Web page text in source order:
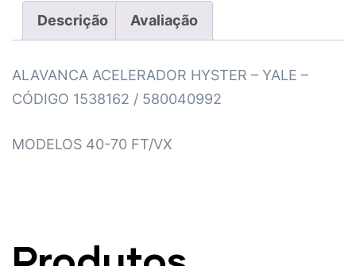
Descrição Avaliação
ALAVANCA ACELERADOR HYSTER – YALE –
CÓDIGO 1538162 / 580040992
MODELOS 40-70 FT/VX